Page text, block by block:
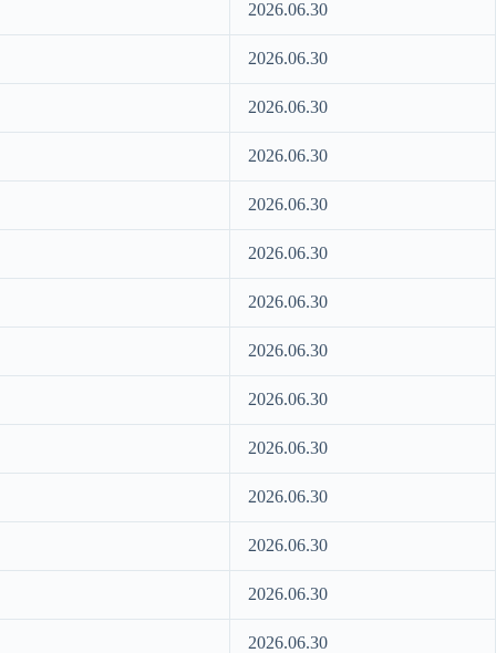
2026.06.30
2026.06.30
2026.06.30
2026.06.30
2026.06.30
2026.06.30
2026.06.30
2026.06.30
2026.06.30
2026.06.30
2026.06.30
2026.06.30
2026.06.30
2026.06.30